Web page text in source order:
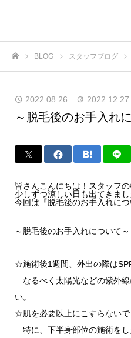
BLOG スタッフブログ
2022.08.26 2022.12.27
～脱毛後のお手入れ
皆さんこんにちは！スタッフの
少しずつ涼しい日も出てきま
今回は『脱毛後のお手入れに
～脱毛後のお手入れについて～
☆施術後1週間、外出の際は
なるべく太陽光などの紫外
い。
☆肌を必要以上にこすらないで
特に、下半身部位の施術を